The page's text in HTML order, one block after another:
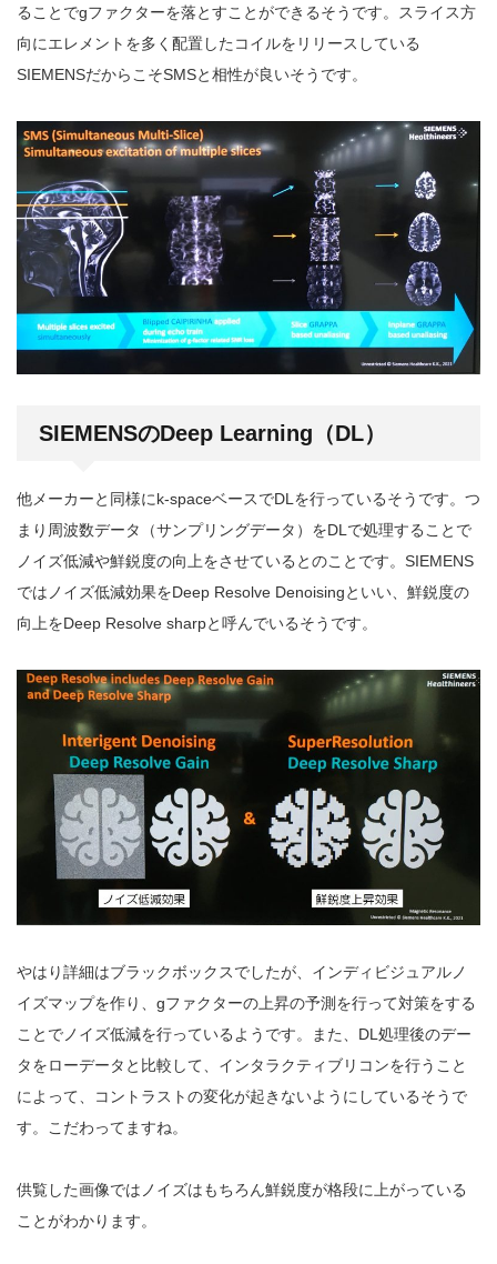
ることでgファクターを落とすことができるそうです。スライス方
向にエレメントを多く配置したコイルをリリースしている
SIEMENSだからこそSMSと相性が良いそうです。
SIEMENSのDeep Learning（DL）
他メーカーと同様にk-spaceベースでDLを行っているそうです。つ
まり周波数データ（サンプリングデータ）をDLで処理することで
ノイズ低減や鮮鋭度の向上をさせているとのことです。SIEMENS
ではノイズ低減効果をDeep Resolve Denoisingといい、鮮鋭度の
向上をDeep Resolve sharpと呼んでいるそうです。
やはり詳細はブラックボックスでしたが、インディビジュアルノ
イズマップを作り、gファクターの上昇の予測を行って対策をする
ことでノイズ低減を行っているようです。また、DL処理後のデー
タをローデータと比較して、インタラクティブリコンを行うこと
によって、コントラストの変化が起きないようにしているそうで
す。こだわってますね。
供覧した画像ではノイズはもちろん鮮鋭度が格段に上がっている
ことがわかります。